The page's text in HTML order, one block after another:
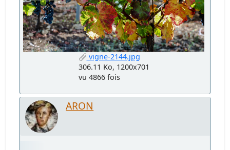
vigne-2144.jpg
306.11 Ko, 1200x701
vu 4866 fois
ARON